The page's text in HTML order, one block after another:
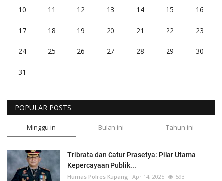
10 11 12 13 14 15 16
17 18 19 20 21 22 23
24 25 26 27 28 29 30
31
POPULAR POSTS
Minggu ini Bulan ini Tahun ini
Tribrata dan Catur Prasetya: Pilar Utama
Kepercayaan Publik...
Humas Polres Kupang Apr 14, 2025 593